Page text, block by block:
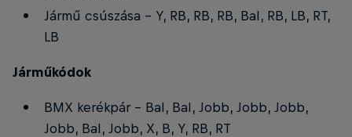
Jármű csúszása - Y, RB, RB, RB, Bal, RB, LB, RT,
LB
Járműkódok
BMX kerékpár - Bal, Bal, Jobb, Jobb, Jobb,
Jobb, Bal, Jobb, X, B, Y, RB, RT